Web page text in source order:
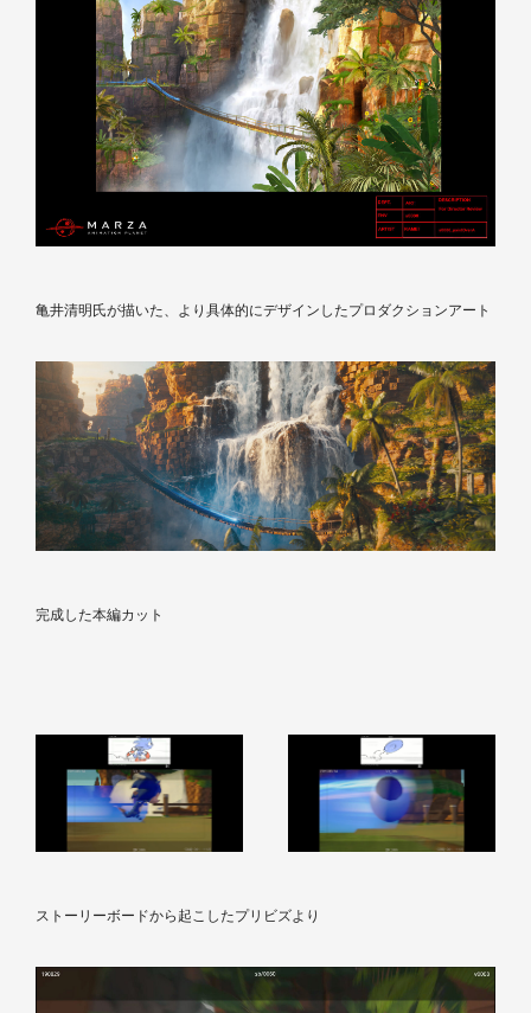
亀井清明氏が描いた、より具体的にデザインしたプロダクションアート
完成した本編カット
ストーリーボードから起こしたプリビズより